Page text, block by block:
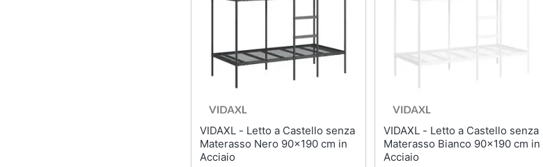
VIDAXL - Letto a Castello senza
Materasso Nero 90x190 cm in
Acciaio
VIDAXL - Letto a Castello senza
Materasso Bianco 90x190 cm in
Acciaio